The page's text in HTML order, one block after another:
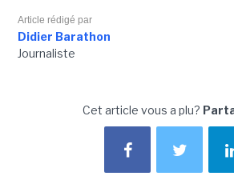
Article rédigé par
Didier Barathon
Journaliste
Cet article vous a plu?